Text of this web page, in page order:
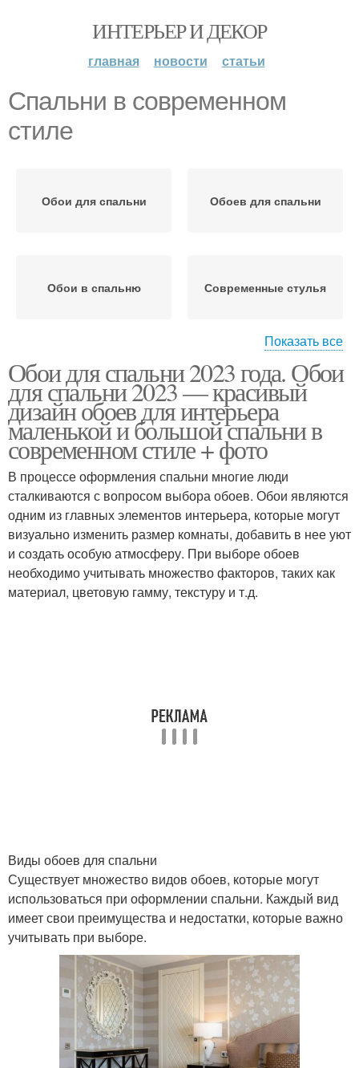
ИНТЕРЬЕР И ДЕКОР
главная новости статьи
Спальни в современном
стиле
Обои для спальни Обоев для спальни
Обои в спальню Современные стулья
Современный стиль Стиль в интерьере
Дизайнерские спальни Дизайнерские стили
Английский стиль Трендовые стили
Показать все
Обои для спальни 2023 года. Обои
для спальни 2023 — красивый
дизайн обоев для интерьера
маленькой и большой спальни в
современном стиле + фото
В процессе оформления спальни многие люди
сталкиваются с вопросом выбора обоев. Обои являются
одним из главных элементов интерьера, которые могут
визуально изменить размер комнаты, добавить в нее уют
и создать особую атмосферу. При выборе обоев
необходимо учитывать множество факторов, таких как
материал, цветовую гамму, текстуру и т.д.
Виды обоев для спальни
Существует множество видов обоев, которые могут
использоваться при оформлении спальни. Каждый вид
имеет свои преимущества и недостатки, которые важно
учитывать при выборе.